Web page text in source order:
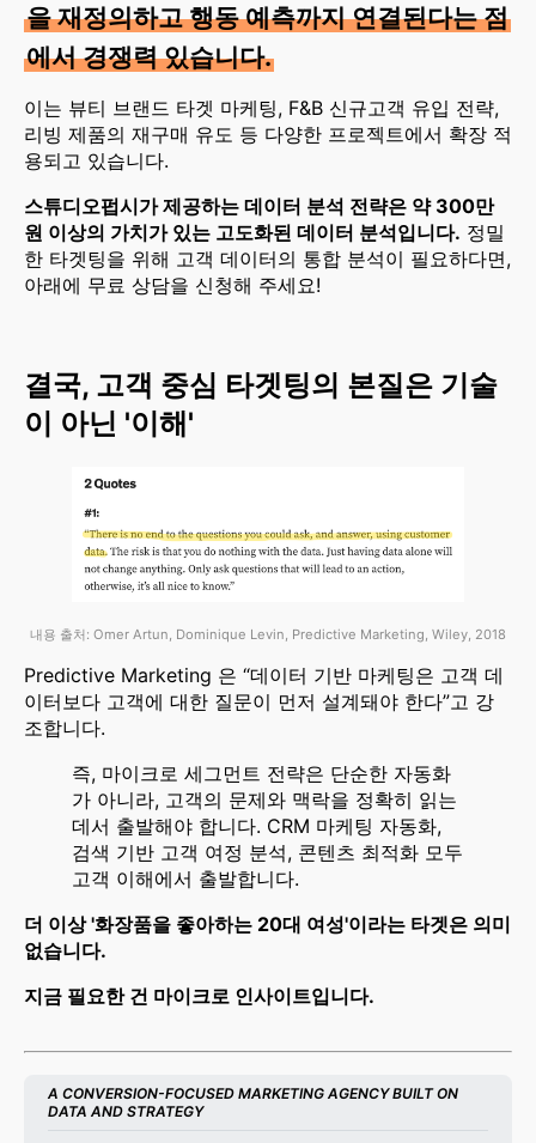
을 재정의하고 행동 예측까지 연결된다는 점
에서 경쟁력 있습니다.
이는 뷰티 브랜드 타겟 마케팅, F&B 신규고객 유입 전략,
리빙 제품의 재구매 유도 등 다양한 프로젝트에서 확장 적
용되고 있습니다.
스튜디오펍시가 제공하는 데이터 분석 전략은 약 300만
원 이상의 가치가 있는 고도화된 데이터 분석입니다. 정밀
한 타겟팅을 위해 고객 데이터의 통합 분석이 필요하다면,
아래에 무료 상담을 신청해 주세요!
결국, ​고객 중심 타겟팅의 본질은 기술
이 아닌 '이해'
내용 출처: Omer Artun, Dominique Levin, Predictive Marketing, Wiley, 2018
Predictive Marketing 은 “데이터 기반 마케팅은 고객 데
이터보다 고객에 대한 질문이 먼저 설계돼야 한다”고 강
조합니다.
즉, 마이크로 세그먼트 전략은 단순한 자동화
가 아니라, 고객의 문제와 맥락을 정확히 읽는
데서 출발해야 합니다. CRM 마케팅 자동화,
검색 기반 고객 여정 분석, 콘텐츠 최적화 모두
고객 이해에서 출발합니다.
더 이상 '화장품을 좋아하는 20대 여성'이라는 타겟은 의미
없습니다.
지금 필요한 건 마이크로 인사이트입니다.
A CONVERSION-FOCUSED MARKETING AGENCY BUILT ON
DATA AND STRATEGY